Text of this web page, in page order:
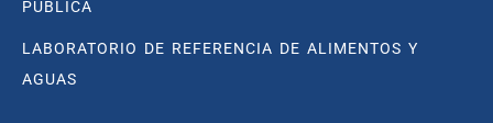
PÚBLICA
LABORATORIO DE REFERENCIA DE ALIMENTOS Y
AGUAS